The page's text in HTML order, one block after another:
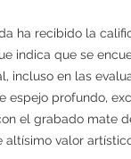
ha recibido la
indica que se
incluso en las
espejo profundo,
el grabado mate
altísimo valor